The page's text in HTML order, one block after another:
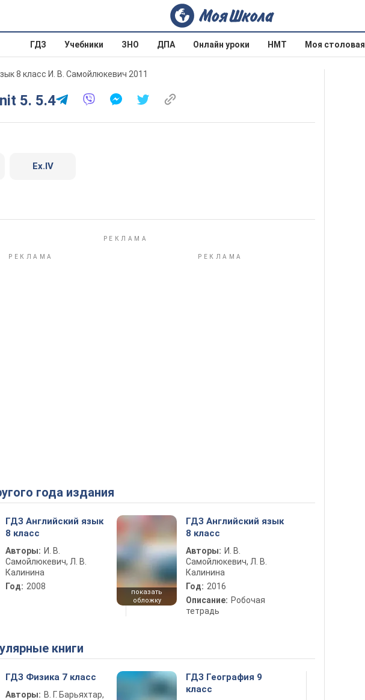
ГДЗ Учебники ЗНО ДПА Онлайн уроки НМТ Моя столовая
8 класс И. В. Самойлюкевич 2011
5. 5.4
Ex.IV
года издания
ГДЗ Английский язык
8 класс
Авторы: И. В.
Самойлюкевич, Л. В.
Калинина
Год: 2008
показать
обложку
ГДЗ Английский язык
8 класс
Авторы: И. В.
Самойлюкевич, Л. В.
Калинина
Год: 2016
Описание: Робочая
тетрадь
книги
ГДЗ Физика 7 класс
Авторы: В. Г. Барьяхтар,
ГДЗ География 9
класс